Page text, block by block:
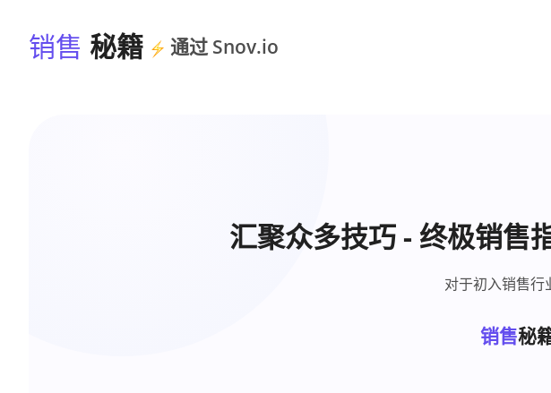
销售 秘籍 通过 Snov.io
汇聚众多技巧 - 终极销售
对于初入销售行
销售秘